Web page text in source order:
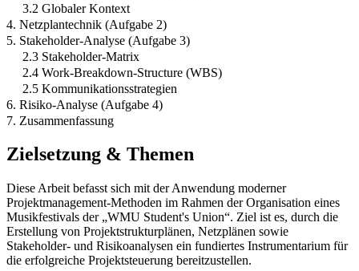
3.2 Globaler Kontext
4. Netzplantechnik (Aufgabe 2)
5. Stakeholder-Analyse (Aufgabe 3)
2.3 Stakeholder-Matrix
2.4 Work-Breakdown-Structure (WBS)
2.5 Kommunikationsstrategien
6. Risiko-Analyse (Aufgabe 4)
7. Zusammenfassung
Zielsetzung & Themen
Diese Arbeit befasst sich mit der Anwendung moderner
Projektmanagement-Methoden im Rahmen der Organisation eines
Musikfestivals der „WMU Student's Union“. Ziel ist es, durch die
Erstellung von Projektstrukturplänen, Netzplänen sowie
Stakeholder- und Risikoanalysen ein fundiertes Instrumentarium für
die erfolgreiche Projektsteuerung bereitzustellen.